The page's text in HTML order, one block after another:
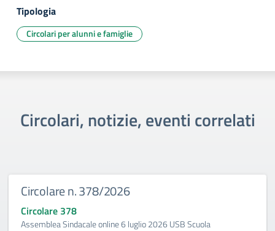
Tipologia
Circolari per alunni e famiglie
Circolari, notizie, eventi correlati
Circolare n. 378/2026
Circolare 378
Assemblea Sindacale online 6 luglio 2026 USB Scuola